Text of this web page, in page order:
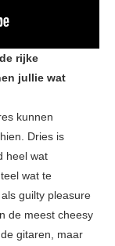
rijke
jullie wat
kunnen
Dries is
heel wat
wat te
guilty pleasure
de meest cheesy
gitaren, maar